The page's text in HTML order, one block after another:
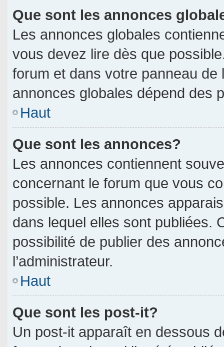
Que sont les annonces
Les annonces globales
vous devez lire dès que
forum et dans votre panneau de
annonces globales dépend des
Haut
Que sont les annonces?
Les annonces contiennent
concernant le forum que vous
possible. Les annonces
dans lequel elles sont publiées.
possibilité de publier des
l’administrateur.
Haut
Que sont les post-it?
Un post-it apparaît en dessous